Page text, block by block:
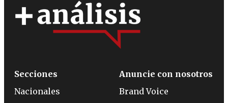
Secciones
Nacionales
Anuncie con nosotros
Brand Voice